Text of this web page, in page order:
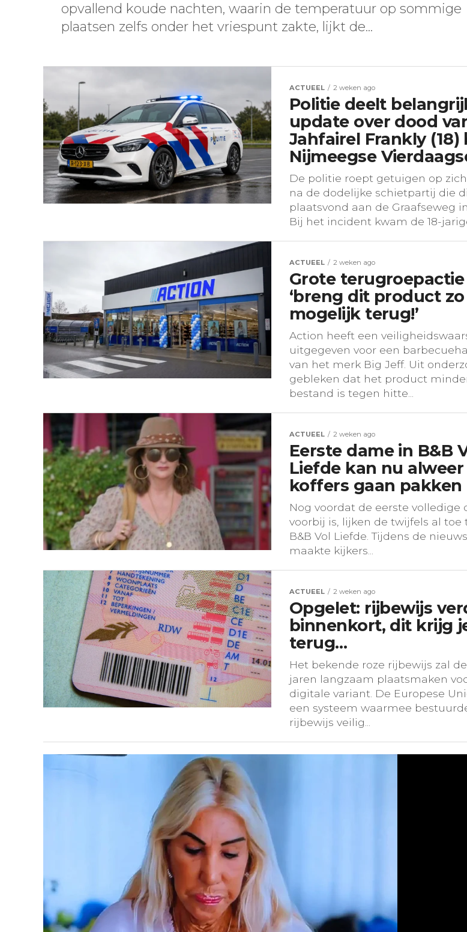
opvallend koude nachten, waarin de temperatuur op sommige
plaatsen zelfs onder het vriespunt zakte, lijkt de...
ACTUEEL 2 weken ago
Politie deelt
update over dood
Jahfairel Frankly (18)
Nijmeegse
De politie roept getuigen op
na de dodelijke schietpartij die
plaatsvond aan de Graafseweg
Bij het incident kwam de 18-
ACTUEEL 2 weken ago
Grote
‘breng dit product
mogelijk terug!’
Action heeft een
uitgegeven voor een
van het merk Big Jeff. Uit
gebleken dat het product
bestand is tegen hitte...
ACTUEEL 2 weken ago
Eerste dame in B&B
Liefde kan nu
koffers gaan pakken
Nog voordat de eerste volledige
voorbij is, lijken de twijfels al toe
B&B Vol Liefde. Tijdens de
maakte kijkers...
ACTUEEL 2 weken ago
Opgelet: rijbewijs
binnenkort, dit krijg
terug…
Het bekende roze rijbewijs zal
jaren langzaam plaatsmaken
digitale variant. De Europese
een systeem waarmee
rijbewijs veilig...